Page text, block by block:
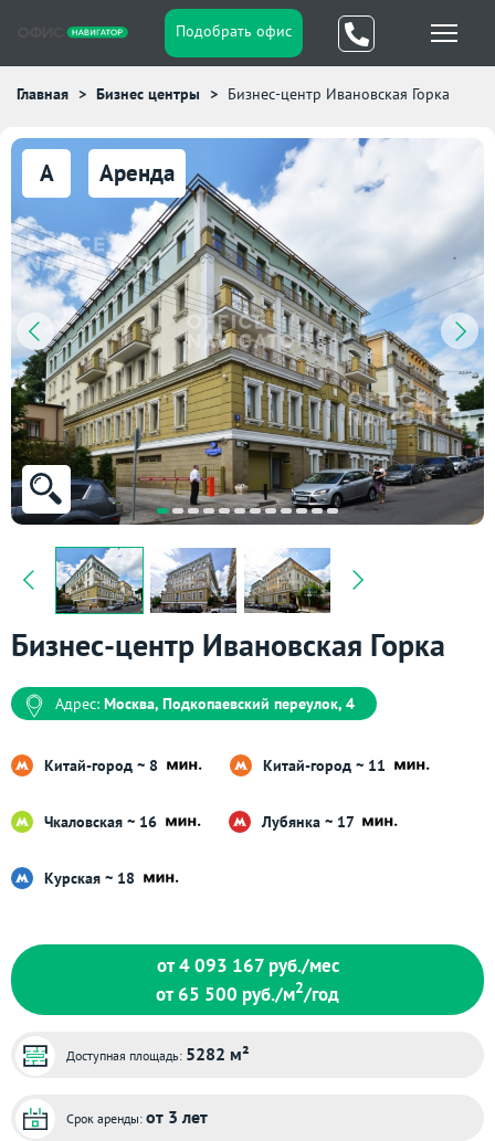
Подобрать офис
Главная Бизнес центры Бизнес-центр Ивановская Горка
A Аренда
Бизнес-центр Ивановская Горка
Адрес: Москва, Подкопаевский переулок, 4
Китай-город ~ 8 Китай-город ~ 11
Чкаловская ~ 16 Лубянка ~ 17
Курская ~ 18
от 4 093 167руб./мес
от 65 500 руб./м2/год
Доступная площадь: 5282 м²
Срок аренды: от 3 лет